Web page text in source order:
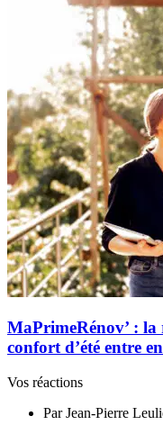
MaPrimeRénov’ : la
confort d’été entre
Vos réactions
Par Jean-Pierre